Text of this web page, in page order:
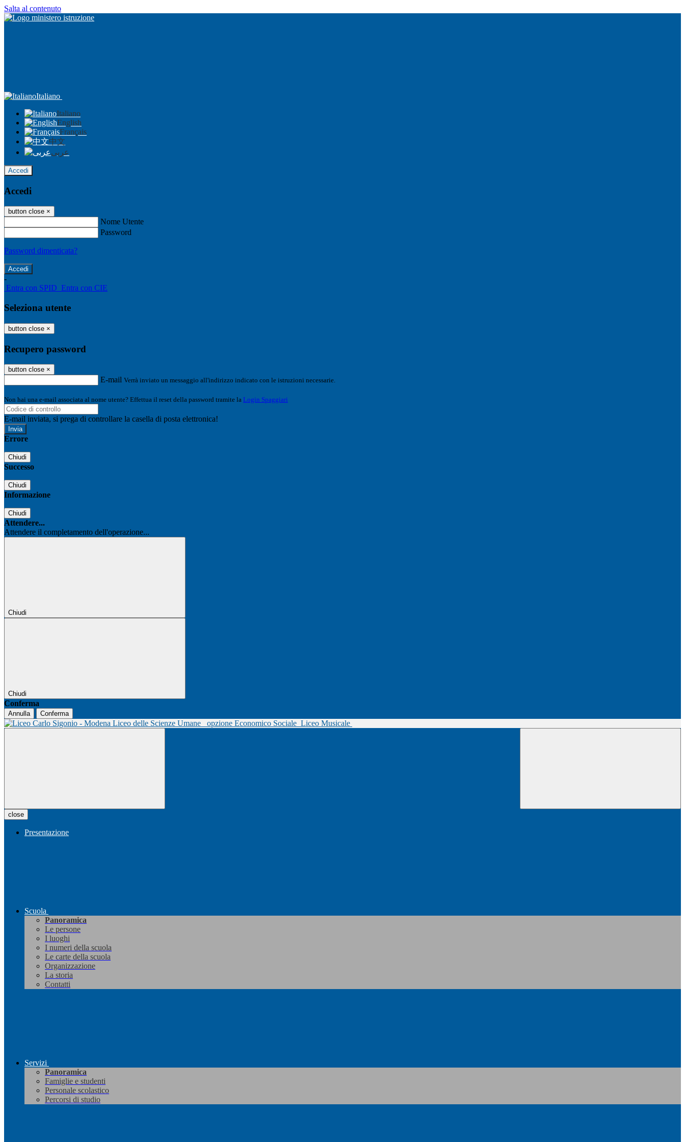
Salta al contenuto
Italiano
Italiano
English
Français
中文
عربى
Accedi
Accedi
button close ×
Nome Utente
Password
Password dimenticata?
-
Entra con SPID Entra con CIE
Seleziona utente
button close ×
Recupero password
button close ×
E-mail Verrà inviato un messaggio all'indirizzo indicato con le istruzioni necessarie.
Non hai una e-mail associata al nome utente? Effettua il reset della password tramite la Login Spaggiari
E-mail inviata, si prega di controllare la casella di posta elettronica!
Errore
Chiudi
Successo
Chiudi
Informazione
Chiudi
Attendere...
Attendere il completamento dell'operazione...
Chiudi
Chiudi
Conferma
Annulla Conferma
Liceo delle Scienze Umane opzione Economico Sociale Liceo Musicale
close
Presentazione
Scuola
Panoramica
Le persone
I luoghi
I numeri della scuola
Le carte della scuola
Organizzazione
La storia
Contatti
Servizi
Panoramica
Famiglie e studenti
Personale scolastico
Percorsi di studio